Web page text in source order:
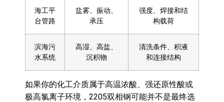
海工平
台管路
盐雾、振动、
承压
强度、焊接和结
构载荷
滨海污
水系统
高湿、高盐、
沉积物
清洗条件、积液
和连接结构
如果你的化工介质属于高温浓酸、强还原性酸或
极高氯离子环境，2205双相钢可能并不是最终选